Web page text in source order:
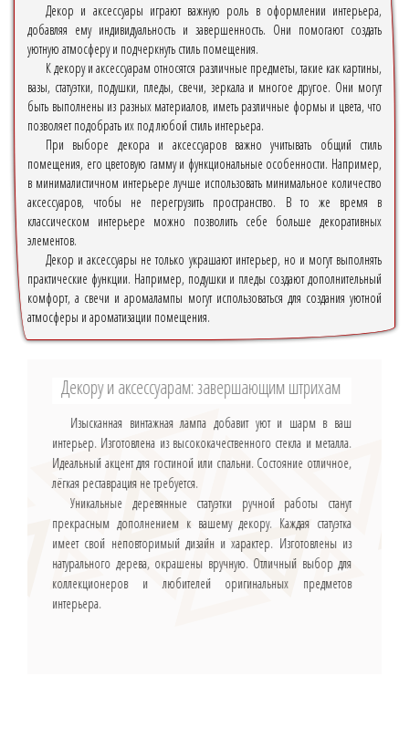
Декор и аксессуары играют важную роль в оформлении интерьера,
добавляя ему индивидуальность и завершенность. Они помогают создать
уютную атмосферу и подчеркнуть стиль помещения.
К декору и аксессуарам относятся различные предметы, такие как картины,
вазы, статуэтки, подушки, пледы, свечи, зеркала и многое другое. Они могут
быть выполнены из разных материалов, иметь различные формы и цвета, что
позволяет подобрать их под любой стиль интерьера.
При выборе декора и аксессуаров важно учитывать общий стиль
помещения, его цветовую гамму и функциональные особенности. Например,
в минималистичном интерьере лучше использовать минимальное количество
аксессуаров, чтобы не перегрузить пространство. В то же время в
классическом интерьере можно позволить себе больше декоративных
элементов.
Декор и аксессуары не только украшают интерьер, но и могут выполнять
практические функции. Например, подушки и пледы создают дополнительный
комфорт, а свечи и аромалампы могут использоваться для создания уютной
атмосферы и ароматизации помещения.
Декору и аксессуарам: завершающим штрихам
Изысканная винтажная лампа добавит уют и шарм в ваш
интерьер. Изготовлена из высококачественного стекла и металла.
Идеальный акцент для гостиной или спальни. Состояние отличное,
лёгкая реставрация не требуется.
Уникальные деревянные статуэтки ручной работы станут
прекрасным дополнением к вашему декору. Каждая статуэтка
имеет свой неповторимый дизайн и характер. Изготовлены из
натурального дерева, окрашены вручную. Отличный выбор для
коллекционеров и любителей оригинальных предметов
интерьера.